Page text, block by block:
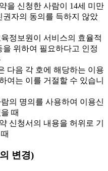
을 신청한 사람이 14세 미만
권자의 동의를 득하지 않았
정보원이 서비스의 효율적
을 위하여 필요하다고 인정
다음 각 호에 해당하는 이용
여는 이를 거절할 수 있습니
의 명의를 사용하여 이용신
때
신청서의 내용을 허위로 기
변경)